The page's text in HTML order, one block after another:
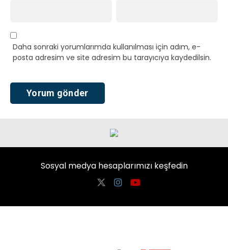
Daha sonraki yorumlarımda kullanılması için adım, e-
posta adresim ve site adresim bu tarayıcıya kaydedilsin.
Sosyal medya hesaplarımızı keşfedin